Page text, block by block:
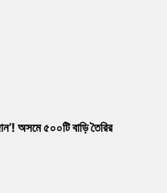
অসমে ৫০০টি বাড়ি তৈরির